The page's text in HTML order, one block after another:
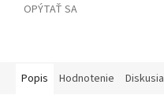
OPÝTAŤ SA
Popis Hodnotenie Diskusia